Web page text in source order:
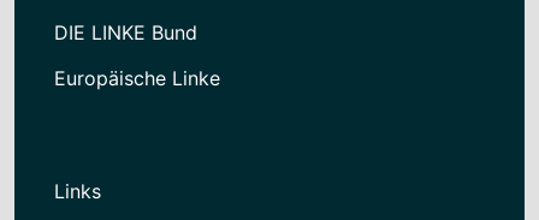
DIE LINKE Bund
Europäische Linke
Links